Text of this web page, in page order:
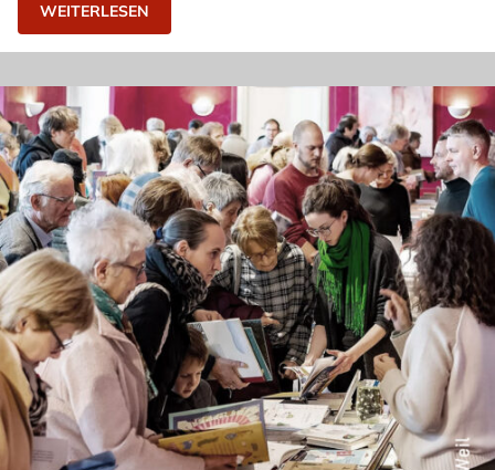
WEITERLESEN